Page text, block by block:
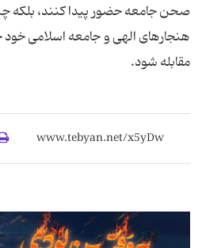
صحن جامعه حضور پیدا کنند، بلکه
هنجارهای الهی و جامعه اسلامی
مقابله شود.